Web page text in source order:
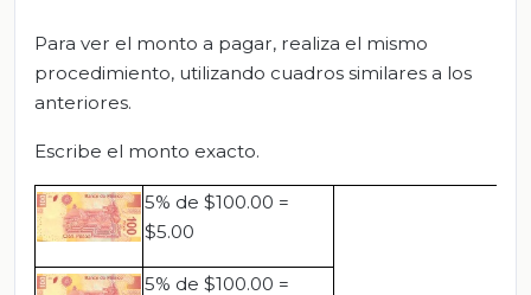
Para ver el monto a pagar, realiza el mismo
procedimiento, utilizando cuadros similares a los
anteriores.
Escribe el monto exacto.
5% de $100.00 =
$5.00
5% de $100.00 =